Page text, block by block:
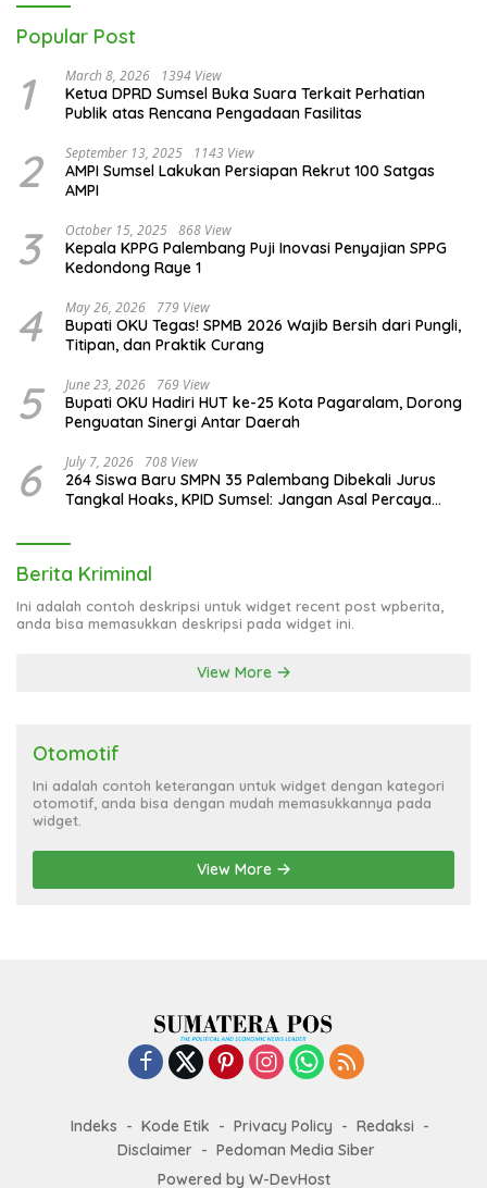
Popular Post
1 March 8, 2026 1394 View
Ketua DPRD Sumsel Buka Suara Terkait Perhatian
Publik atas Rencana Pengadaan Fasilitas
2 September 13, 2025 1143 View
AMPI Sumsel Lakukan Persiapan Rekrut 100 Satgas
AMPI
3 October 15, 2025 868 View
Kepala KPPG Palembang Puji Inovasi Penyajian SPPG
Kedondong Raye 1
4 May 26, 2026 779 View
Bupati OKU Tegas! SPMB 2026 Wajib Bersih dari Pungli,
Titipan, dan Praktik Curang
5 June 23, 2026 769 View
Bupati OKU Hadiri HUT ke-25 Kota Pagaralam, Dorong
Penguatan Sinergi Antar Daerah
6 July 7, 2026 708 View
264 Siswa Baru SMPN 35 Palembang Dibekali Jurus
Tangkal Hoaks, KPID Sumsel: Jangan Asal Percaya
Berita Kriminal
Ini adalah contoh deskripsi untuk widget recent post wpberita,
anda bisa memasukkan deskripsi pada widget ini.
View More
Otomotif
Ini adalah contoh keterangan untuk widget dengan kategori
otomotif, anda bisa dengan mudah memasukkannya pada
widget.
View More
Indeks Kode Etik Privacy Policy
Redaksi
Disclaimer
Pedoman Media Siber
Powered by W-DevHost